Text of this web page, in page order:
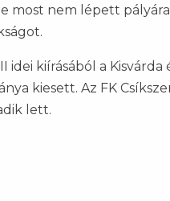
most nem lépett
idei kiírásából a
kiesett. Az FK
lett.